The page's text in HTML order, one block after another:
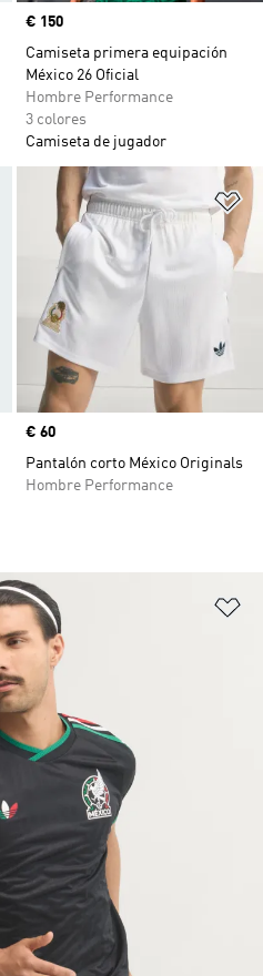
Precio
€ 150
Camiseta primera equipación
México 26 Oficial
Hombre Performance
3 colores
Camiseta de jugador
Añadir a la lista de deseos
Precio
€ 60
Pantalón corto México Originals
Hombre Performance